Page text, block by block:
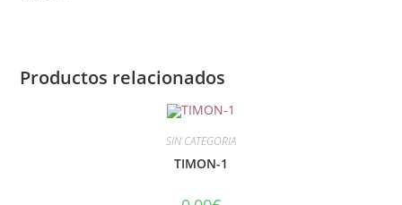
Productos relacionados
SIN CATEGORIA
TIMON-1